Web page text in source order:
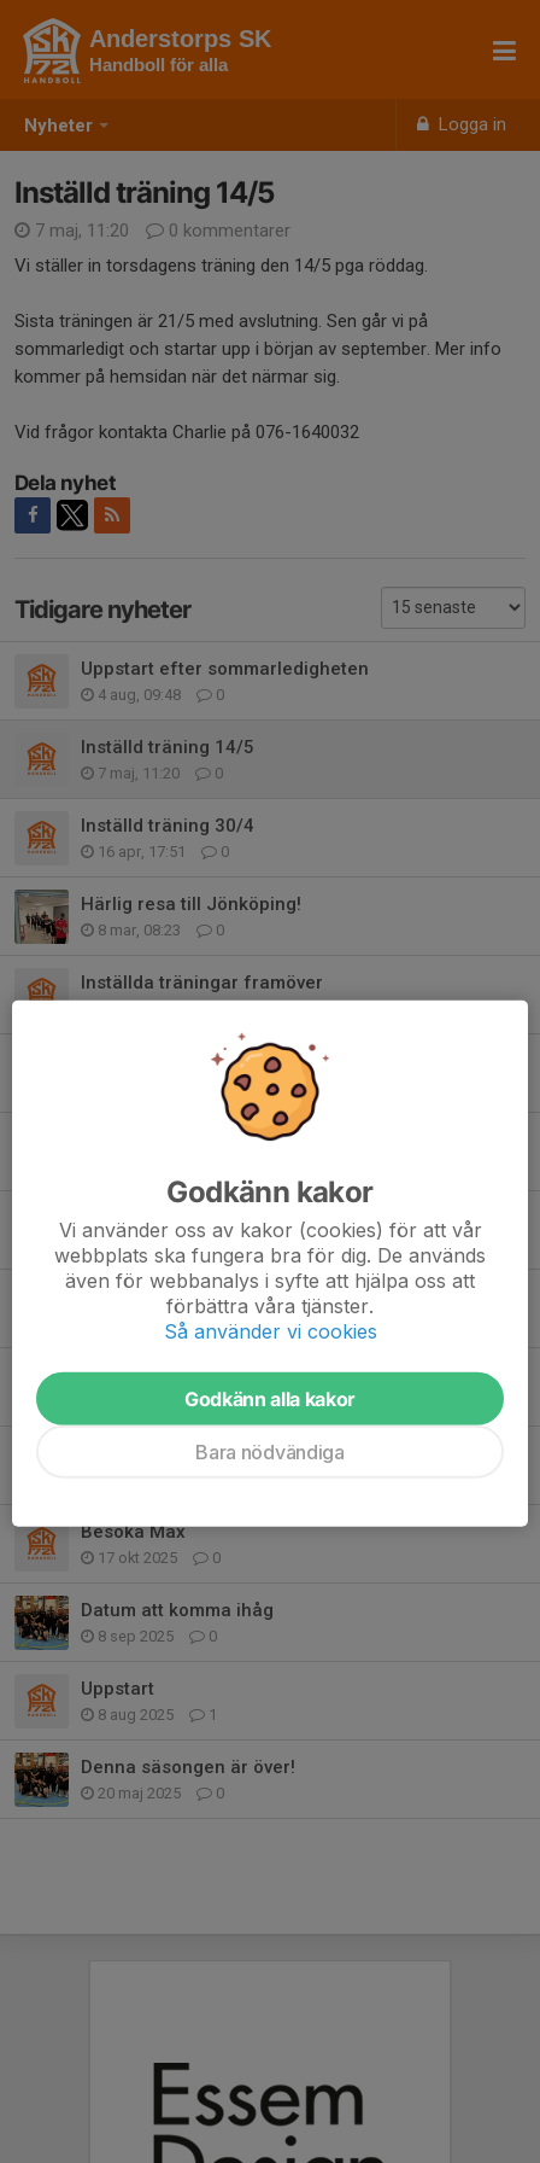
Nyheter Logga in
Anderstorps SK
Handboll för alla
Inställd träning 14/5
7 maj, 11:20
0 kommentarer
Vi ställer in torsdagens träning den 14/5 pga röddag.
Sista träningen är 21/5 med avslutning. Sen går vi på
sommarledigt och startar upp i början av september. Mer info
kommer på hemsidan när det närmar sig.
Vid frågor kontakta Charlie på 076-1640032
Dela nyhet
Tidigare nyheter
Uppstart efter sommarledigheten
4 aug, 09:48 0
Inställd träning 14/5
7 maj, 11:20 0
Inställd träning 30/4
16 apr, 17:51 0
Härlig resa till Jönköping!
8 mar, 08:23 0
Inställda träningar framöver
Sammandrag i Jönköping
0
Härliga matcher i lördags!
Härlig stund med Swedbank Gislaved
26 jan, 15:52 0
Datum framöver!
12 dec 2025
Vilken söndag för vårt Handboll för alla-lag!
0
Träningar framöver
Besöka Max
17 okt 2025 0
Datum att komma ihåg
8 sep 2025 0
Uppstart
8 aug 2025 1
Denna säsongen är över!
20 maj 2025 0
Godkänn kakor
Vi använder oss av kakor (cookies) för att vår
webbplats ska fungera bra för dig. De används
även för webbanalys i syfte att hjälpa oss att
förbättra våra tjänster.
Så använder vi cookies
Godkänn alla kakor
Bara nödvändiga